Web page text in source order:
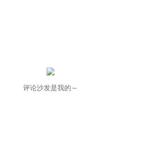
评论沙发是我的～